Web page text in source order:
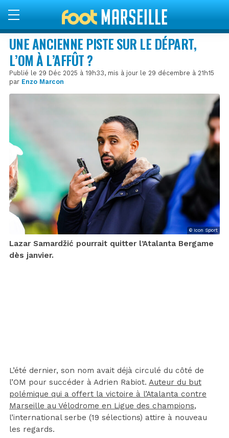
UNE ANCIENNE PISTE SUR LE DÉPART,
L’OM À L’AFFÛT ?
Publié le 29 Déc 2025 à 19h33, mis à jour le 29 décembre à 21h15
par Enzo Marcon
© Icon Sport
Lazar Samardžić pourrait quitter l’Atalanta Bergame
dès janvier.
L’été dernier, son nom avait déjà circulé du côté de
l’OM pour succéder à Adrien Rabiot. Auteur du but
polémique qui a offert la victoire à l’Atalanta contre
Marseille au Vélodrome en Ligue des champions,
l’international serbe (19 sélections) attire à nouveau
les regards.